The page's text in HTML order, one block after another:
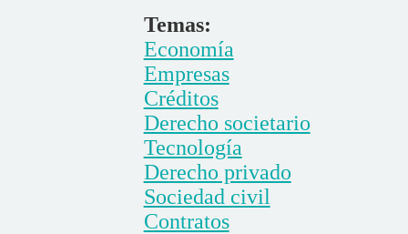
Temas:
Economía
Empresas
Créditos
Derecho societario
Tecnología
Derecho privado
Sociedad civil
Contratos